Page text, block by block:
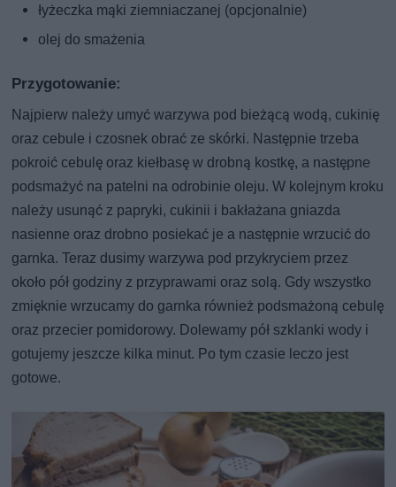
łyżeczka mąki ziemniaczanej (opcjonalnie)
olej do smażenia
Przygotowanie:
Najpierw należy umyć warzywa pod bieżącą wodą, cukinię
oraz cebule i czosnek obrać ze skórki. Następnie trzeba
pokroić cebulę oraz kiełbasę w drobną kostkę, a następne
podsmażyć na patelni na odrobinie oleju. W kolejnym kroku
należy usunąć z papryki, cukinii i bakłażana gniazda
nasienne oraz drobno posiekać je a następnie wrzucić do
garnka. Teraz dusimy warzywa pod przykryciem przez
około pół godziny z przyprawami oraz solą. Gdy wszystko
zmięknie wrzucamy do garnka również podsmażoną cebulę
oraz przecier pomidorowy. Dolewamy pół szklanki wody i
gotujemy jeszcze kilka minut. Po tym czasie leczo jest
gotowe.